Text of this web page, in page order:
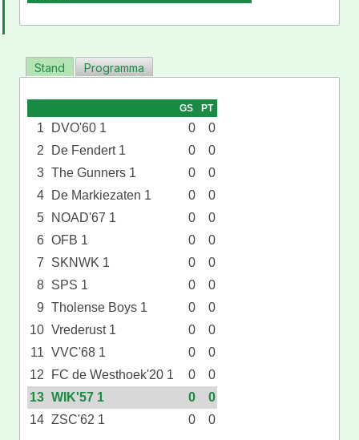
Stand Programma
GS PT
1 DVO'60 1 0
0
2
De Fendert 1 0
0
3 The Gunners 1 0
0
4
De Markiezaten 1 0
0
5
NOAD'67 1 0
0
6 OFB 1 0
0
7
SKNWK 1 0
0
8 SPS 1 0
0
9 Tholense Boys 1 0
0
10 Vrederust 1 0
0
11 VVC'68 1 0
0
12
FC de Westhoek'20 1 0
0
13 WIK'57 1 0
0
14 ZSC'62 1 0 0